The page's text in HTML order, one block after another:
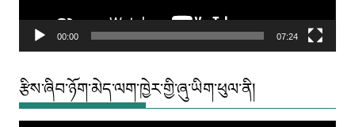
00:00 07:24
རྩིས་ཞིབ་ཉོག་མེད་ལག་ཁྱེར་གྱི་ཞུ་ཡིག་ཕུལ་ནི།